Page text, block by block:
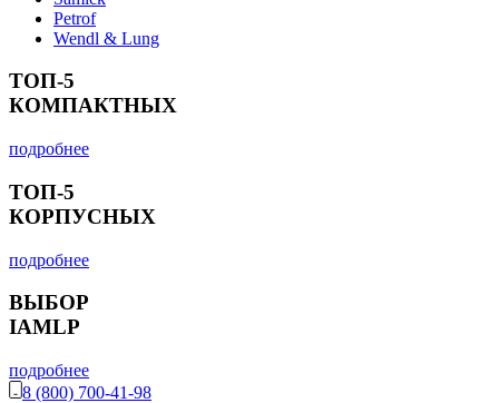
Petrof
Wendl & Lung
ТОП-5
КОМПАКТНЫХ
подробнее
ТОП-5
КОРПУСНЫХ
подробнее
ВЫБОР
IAMLP
подробнее
8 (800) 700-41-98